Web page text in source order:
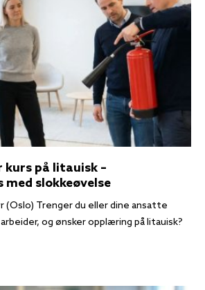
kurs på litauisk –
med slokkeøvelse
(Oslo) Trenger du eller dine ansatte
og ønsker opplæring på litauisk?